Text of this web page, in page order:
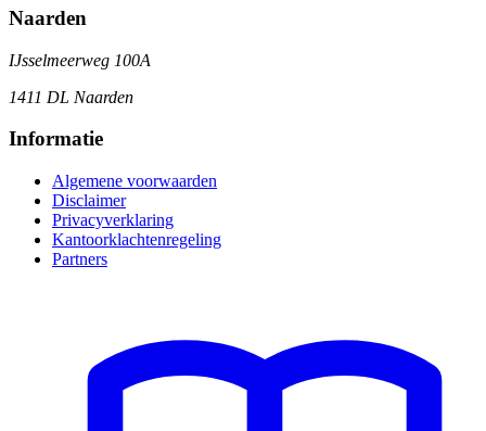
Naarden
IJsselmeerweg 100A
1411 DL Naarden
Informatie
Algemene voorwaarden
Disclaimer
Privacyverklaring
Kantoorklachtenregeling
Partners